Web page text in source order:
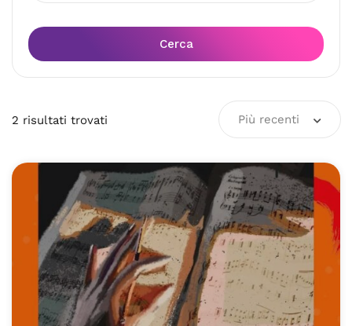
Cerca
2 risultati trovati Più recenti